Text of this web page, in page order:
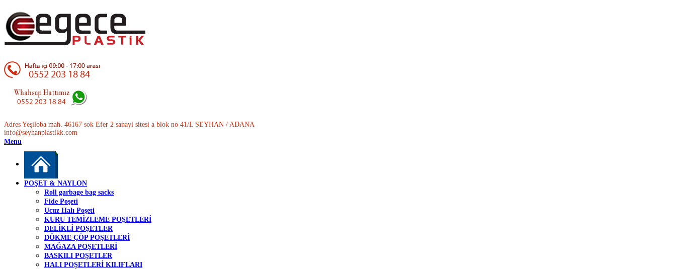
Adres Yeşiloba mah. 46167 sok Efer 2 sanayi sitesi a blok no 41/L SEYHAN / ADANA
info@seyhanplastikk.com
Menu
POŞET & NAYLON
Roll garbage bag sacks
Fide Poşeti
Ucuz Halı Poşeti
KURU TEMİZLEME POŞETLERİ
DELİKLİ POŞETLER
DÖKME ÇÖP POŞETLERİ
MAĞAZA POŞETLERİ
BASKILI POŞETLER
HALI POŞETLERİ KILIFLARI